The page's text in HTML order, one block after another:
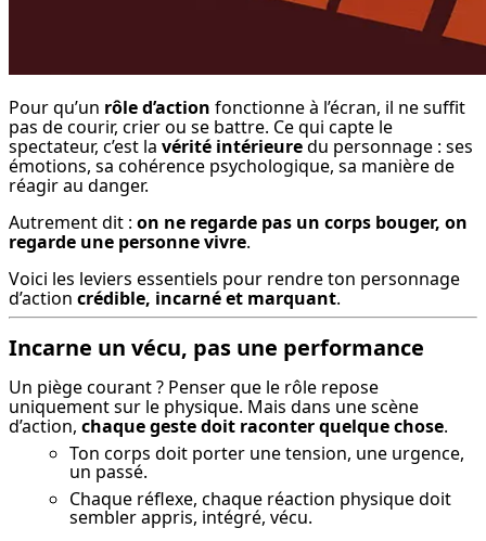
Pour qu’un rôle d’action fonctionne à l’écran, il ne suffit
pas de courir, crier ou se battre. Ce qui capte le
spectateur, c’est la vérité intérieure du personnage : ses
émotions, sa cohérence psychologique, sa manière de
réagir au danger.
Autrement dit : on ne regarde pas un corps bouger, on
regarde une personne vivre.
Voici les leviers essentiels pour rendre ton personnage
d’action crédible, incarné et marquant.
Incarne un vécu, pas une performance
Un piège courant ? Penser que le rôle repose
uniquement sur le physique. Mais dans une scène
d’action, chaque geste doit raconter quelque chose.
Ton corps doit porter une tension, une urgence,
un passé.
Chaque réflexe, chaque réaction physique doit
sembler appris, intégré, vécu.